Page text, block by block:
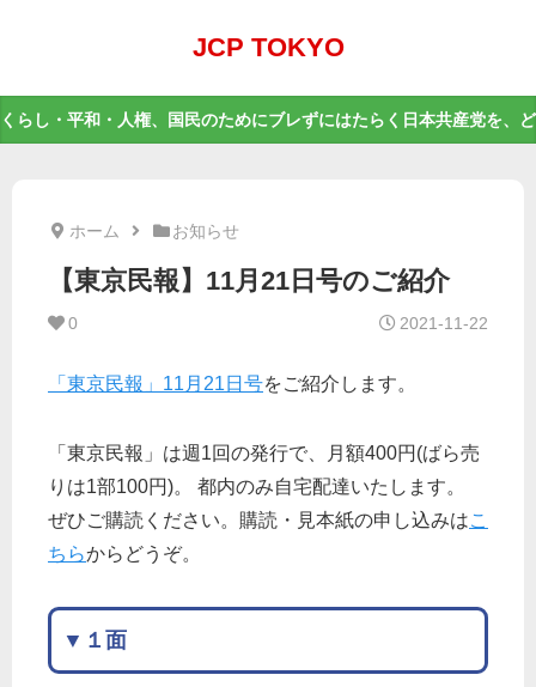
JCP TOKYO
くらし・平和・人権、国民のためにブレずにはたらく日本共産党を、
ホーム お知らせ
【東京民報】11月21日号のご紹介
0 2021-11-22
「東京民報」11月21日号をご紹介します。
「東京民報」は週1回の発行で、月額400円(ばら売
りは1部100円)。 都内のみ自宅配達いたします。
ぜひご購読ください。購読・見本紙の申し込みはこ
ちらからどうぞ。
▼１面